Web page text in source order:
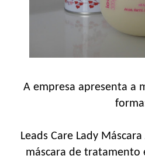
A empresa apresenta a
Leads Care Lady
máscara de tratamento